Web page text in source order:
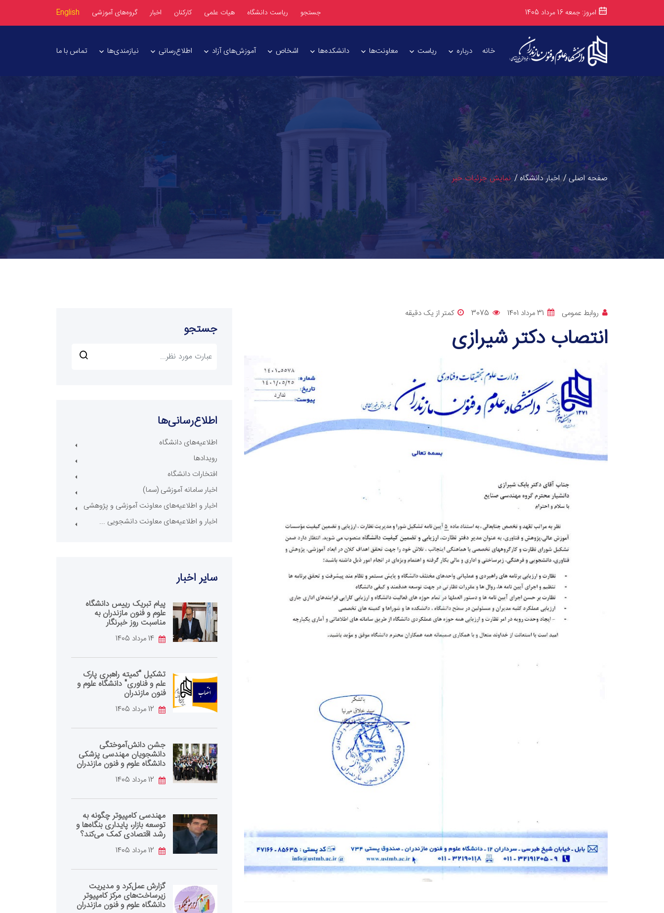
امروز: جمعه 16 مرداد 1405 جستجو ریاست دانشگاه هیات علمی کارکنان اخبار گروه‌های آموزشی English
خانه درباره ریاست معاونت‌ها دانشکده‌ها اشخاص آموزش‌های آزاد اطلاع‌رسانی نیازمندی‌ها تماس با ما
جزئیات خبر
صفحه اصلی اخبار دانشگاه نمایش جزئیات خبر
روابط عمومی 31 مرداد 1401 3075 کمتر از یک دقیقه
انتصاب دکتر شیرازی جستجو
اطلاع‌رسانی‌ها
اطلاعیه‌های دانشگاه
رویدادها
افتخارات دانشگاه
اخبار سامانه آموزشی (سما)
اخبار و اطلاعیه‌های معاونت آموزشی و پژوهشی
اخبار و اطلاعیه‌های معاونت دانشجویی ...
سایر اخبار
پیام تبریک رییس دانشگاه
علوم و فنون مازندران به
مناسبت روز خبرنگار
تشکیل "کمیته راهبری پارک
علم و فناوری" دانشگاه علوم و
فنون مازندران
جشن دانش‌آموختگی
دانشجویان مهندسی پزشکی
دانشگاه علوم و فنون مازندران
مهندسی کامپیوتر چگونه به
توسعه بازار، پایداری بنگاه‌ها و
رشد اقتصادی کمک می‌کند؟
گزارش عمل‌کرد و مدیریت
زیرساخت‌های مرکز کامپیوتر
دانشگاه علوم و فنون مازندران